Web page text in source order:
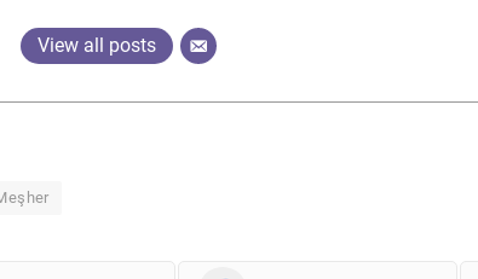
View all posts